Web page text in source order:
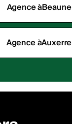
Agence àBeaune
Agence àAuxerre